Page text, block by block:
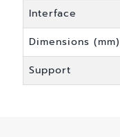
Interface
Dimensions (mm)
Support